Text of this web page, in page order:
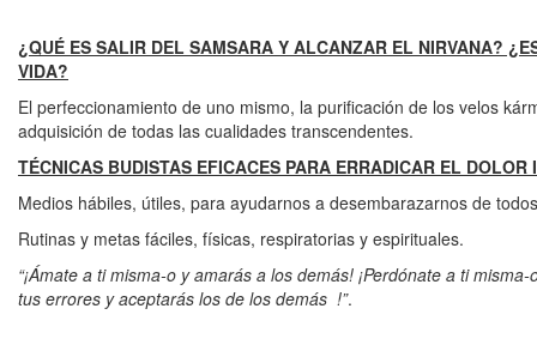
¿QUÉ ES SALIR DEL SAMSARA Y ALCANZAR EL NIRVANA?
VIDA?
El perfeccionamiento de uno mismo, la purificación de los velos
adquisición de todas las cualidades transcendentes.
TÉCNICAS BUDISTAS EFICACES PARA ERRADICAR EL
Medios hábiles, útiles, para ayudarnos a desembarazarnos de
Rutinas y metas fáciles, físicas, respiratorias y espirituales.
“¡Ámate a ti misma-o y amarás a los demás! ¡Perdónate a ti
tus errores y aceptarás los de los demás !”.